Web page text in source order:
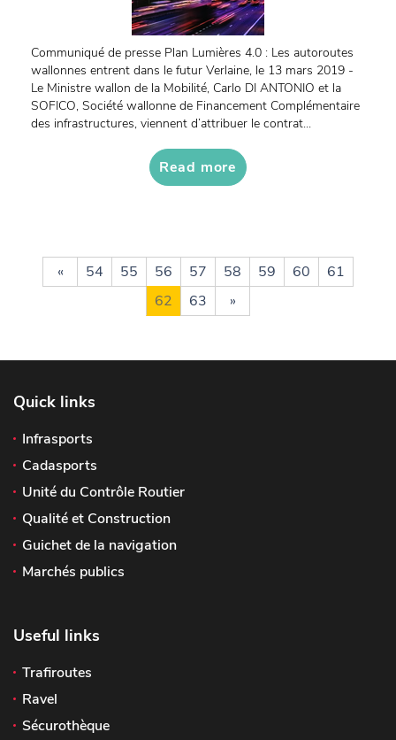
Communiqué de presse Plan Lumières 4.0 : Les autoroutes
wallonnes entrent dans le futur Verlaine, le 13 mars 2019 -
Le Ministre wallon de la Mobilité, Carlo DI ANTONIO et la
SOFICO, Société wallonne de Financement Complémentaire
des infrastructures, viennent d’attribuer le contrat...
Read more
« 54 55 56 57 58 59 60
61
62
63 »
Quick links
Infrasports
Cadasports
Unité du Contrôle Routier
Qualité et Construction
Guichet de la navigation
Marchés publics
Useful links
Trafiroutes
Ravel
Sécurothèque